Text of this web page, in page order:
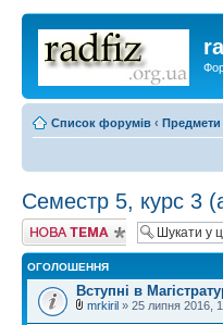
Список форумів ‹ Предмети
Семестр 5, курс 3
Створити нову
тему
ОГОЛОШЕННЯ
Вступні в
mrkiril » 25 липня 2016,